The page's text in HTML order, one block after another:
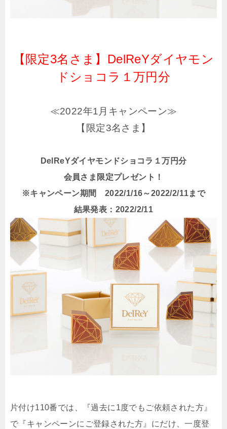
【限定3名さま】DelReYダイヤモン
ドショコラ１万円分
≪2022年1月キャンペーン≫
【限定3名さま】
DelReYダイヤモンドショコラ１万円分
会員さま限定プレゼント！
※キャンペーン期間 2022/1/16～2022/2/11まで
結果発表：2022/2/11
片付け110番では、『過去に1度でもご依頼された方』
で『キャンペーンにご登録された方』にだけ、一度登